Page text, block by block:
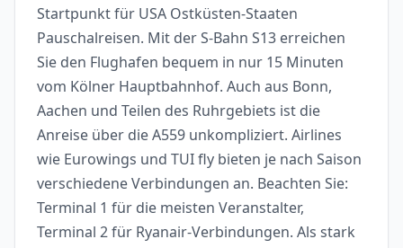
Startpunkt für USA Ostküsten-Staaten
Pauschalreisen. Mit der S-Bahn S13 erreichen
Sie den Flughafen bequem in nur 15 Minuten
vom Kölner Hauptbahnhof. Auch aus Bonn,
Aachen und Teilen des Ruhrgebiets ist die
Anreise über die A559 unkompliziert. Airlines
wie Eurowings und TUI fly bieten je nach Saison
verschiedene Verbindungen an. Beachten Sie:
Terminal 1 für die meisten Veranstalter,
Terminal 2 für Ryanair-Verbindungen. Als stark